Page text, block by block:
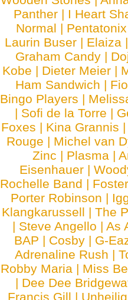
Panther | I Heart
Normal | Pentatonix
Laurin Buser | Elaiza
Graham Candy |
Kobe | Dieter Meier |
Ham Sandwich |
Bingo Players |
| Sofi de la Torre |
Foxes | Kina Grannis
Rouge | Michel van
Zinc | Plasma |
Eisenhauer |
Rochelle Band |
Porter Robinson |
Klangkarussell |The
| Steve Angello |As
BAP | Cosby | G-
Adrenaline Rush |
Robby Maria | Miss
| Dee Dee
Francis Gill | Unheilig